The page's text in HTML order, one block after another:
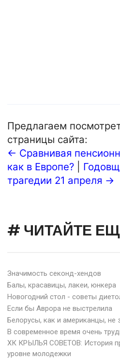
Предлагаем
страницы сайта:
← Сравнивая
как в Европе?
трагедии 21 апреля →
# ЧИТАЙТЕ
Значимость секонд-хендов
Балы, красавицы, лакеи, юнкера
Новогодний стол - советы
Если бы Аврора не выстрелила
Белорусы, как и американцы, не
В современное время очень
ХК КРЫЛЬЯ СОВЕТОВ: История
уровне молодежки